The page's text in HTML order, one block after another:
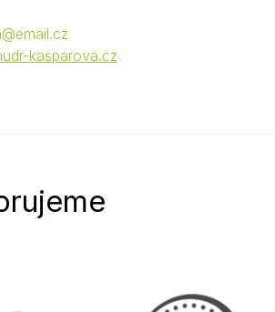
kasparova.cz